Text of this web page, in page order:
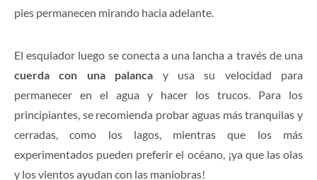
pies permanecen mirando hacia adelante.
El esquiador luego se conecta a una lancha a través de una
cuerda con una palanca y usa su velocidad para
permanecer en el agua y hacer los trucos. Para los
principiantes, se recomienda probar aguas más tranquilas y
cerradas, como los lagos, mientras que los más
experimentados pueden preferir el océano, ¡ya que las olas
y los vientos ayudan con las maniobras!